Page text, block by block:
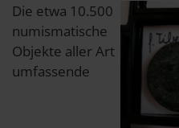
Die etwa 10.500
numismatische
Objekte aller Art
umfassende